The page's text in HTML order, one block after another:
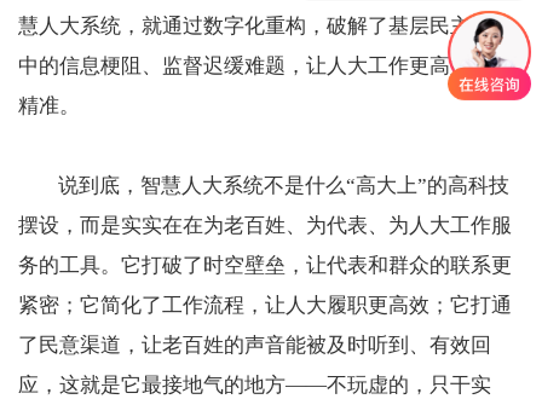
慧人大系统，就通过数字化重构，破解了基层民主运行
中的信息梗阻、监督迟缓难题，让人大工作更高效、更
精准。
说到底，智慧人大系统不是什么“高大上”的高科技
摆设，而是实实在在为老百姓、为代表、为人大工作服
务的工具。它打破了时空壁垒，让代表和群众的联系更
紧密；它简化了工作流程，让人大履职更高效；它打通
了民意渠道，让老百姓的声音能被及时听到、有效回
应，这就是它最接地气的地方——不玩虚的，只干实